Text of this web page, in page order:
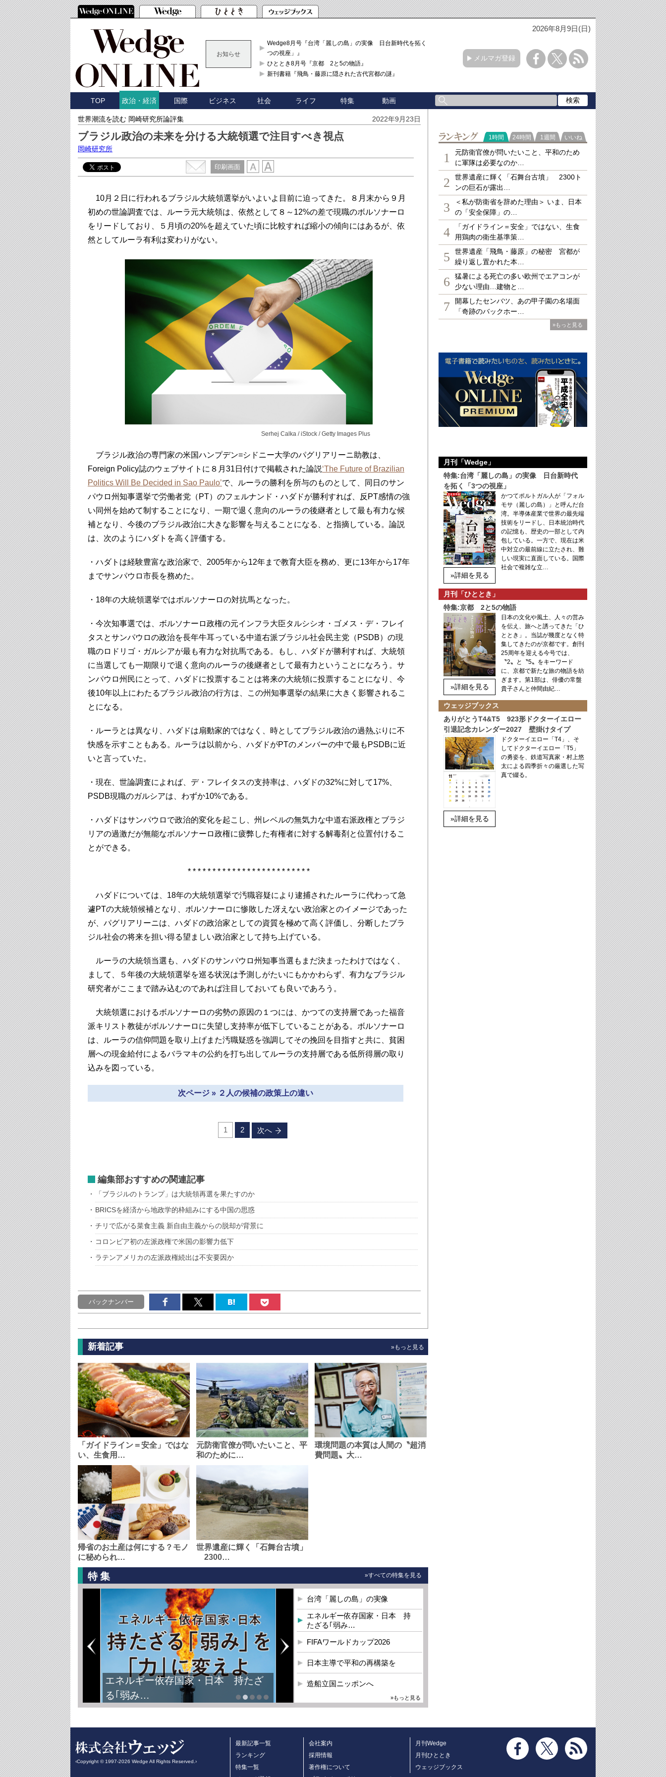
2026年8月9日(日)
お知らせ
Wedge8月号『台湾「麗しの島」の実像 日台新時代を拓く「3
つの視座」』
ひととき8月号『京都 2と5の物語』
新刊書籍『飛鳥・藤原に隠された古代宮都の謎』
メルマガ登録
TOP 政治・経済 国際 ビジネス 社会 ライフ 特集 動画
世界潮流を読む 岡崎研究所論評集 2022年9月23日
ブラジル政治の未来を分ける大統領選で注目すべき視点
岡崎研究所
印刷画面
10月２日に行われるブラジル大統領選挙がいよいよ目前に迫ってきた。８月末から９月
初めの世論調査では、ルーラ元大統領は、依然として８～12%の差で現職のボルソナーロ
をリードしており、５月頃の20%を超えていた頃に比較すれば縮小の傾向にはあるが、依
然としてルーラ有利は変わりがない。
Serhej Calka / iStock / Getty Images Plus
ブラジル政治の専門家の米国ハンプデン=シドニー大学のパグリアリーニ助教は、
Foreign Policy誌のウェブサイトに８月31日付けで掲載された論説‘The Future of Brazilian
Politics Will Be Decided in Sao Paulo’で、ルーラの勝利を所与のものとして、同日のサン
パウロ州知事選挙で労働者党（PT）のフェルナンド・ハダドが勝利すれば、反PT感情の強
い同州を始めて制することになり、一期で退く意向のルーラの後継者として最も有力な候
補となり、今後のブラジル政治に大きな影響を与えることになる、と指摘している。論説
は、次のようにハダトを高く評価する。
・ハダトは経験豊富な政治家で、2005年から12年まで教育大臣を務め、更に13年から17年
までサンパウロ市長を務めた。
・18年の大統領選挙ではボルソナーロの対抗馬となった。
・今次知事選では、ボルソナーロ政権の元インフラ大臣タルシシオ・ゴメス・デ・フレイ
タスとサンパウロの政治を長年牛耳っている中道右派ブラジル社会民主党（PSDB）の現
職のロドリゴ・ガルシアが最も有力な対抗馬である。もし、ハダドが勝利すれば、大統領
に当選しても一期限りで退く意向のルーラの後継者として最有力ということになろう。サ
ンパウロ州民にとって、ハダドに投票することは将来の大統領に投票することになり、今
後10年以上にわたるブラジル政治の行方は、この州知事選挙の結果に大きく影響されるこ
とになる。
・ルーラとは異なり、ハダドは扇動家的ではなく、時としてブラジル政治の過熱ぶりに不
快感を示すこともある。ルーラは以前から、ハダドがPTのメンバーの中で最もPSDBに近
いと言っていた。
・現在、世論調査によれば、デ・フレイタスの支持率は、ハダドの32%に対して17%、
PSDB現職のガルシアは、わずか10%である。
・ハダドはサンパウロで政治的変化を起こし、州レベルの無気力な中道右派政権とブラジ
リアの過激だが無能なボルソナーロ政権に疲弊した有権者に対する解毒剤と位置付けるこ
とができる。
* * * * * * * * * * * * * * * * * * * * * * * * *
ハダドについては、18年の大統領選挙で汚職容疑により逮捕されたルーラに代わって急
遽PTの大統領候補となり、ボルソナーロに惨敗した冴えない政治家とのイメージであった
が、パグリアリーニは、ハダドの政治家としての資質を極めて高く評価し、分断したブラ
ジル社会の将来を担い得る望ましい政治家として持ち上げている。
ルーラの大統領当選も、ハダドのサンパウロ州知事当選もまだ決まったわけではなく、
まして、５年後の大統領選挙を巡る状況は予測しがたいにもかかわらず、有力なブラジル
研究者がここまで踏み込むのであれば注目しておいても良いであろう。
大統領選におけるボルソナーロの劣勢の原因の１つには、かつての支持層であった福音
派キリスト教徒がボルソナーロに失望し支持率が低下していることがある。ボルソナーロ
は、ルーラの信仰問題を取り上げまた汚職疑惑を強調してその挽回を目指すと共に、貧困
層への現金給付によるバラマキの公約を打ち出してルーラの支持層である低所得層の取り
込みを図っている。
次ページ » ２人の候補の政策上の違い
1 2 次へ
編集部おすすめの関連記事
「ブラジルのトランプ」は大統領再選を果たすのか
BRICSを経済から地政学的枠組みにする中国の思惑
チリで広がる菜食主義 新自由主義からの脱却が背景に
コロンビア初の左派政権で米国の影響力低下
ラテンアメリカの左派政権続出は不安要因か
バックナンバー
新着記事 »もっと見る
「ガイドライン＝安全」ではな
い、生食用…
元防衛官僚が問いたいこと、平
和のために…
環境問題の本質は人間の〝超消
費問題〟大…
帰省のお土産は何にする？モノ
に秘められ…
世界遺産に輝く「石舞台古墳」
2300…
特集 »すべての特集を見る
エネルギー依存国家・日本 持たざ
る｢弱み…
台湾「麗しの島」の実像
エネルギー依存国家・日本 持
たざる｢弱み…
FIFAワールドカップ2026
日本主導で平和の再構築を
造船立国ニッポンへ
»もっと見る
ランキング
1時間 24時間 1週間 いいね
1
元防衛官僚が問いたいこと、平和のため
に軍隊は必要なのか…
2
世界遺産に輝く「石舞台古墳」 2300ト
ンの巨石が露出…
3
＜私が防衛省を辞めた理由＞ いま、日本
の「安全保障」の…
4
「ガイドライン＝安全」ではない、生食
用鶏肉の衛生基準策…
5
世界遺産「飛鳥・藤原」の秘密 宮都が
繰り返し置かれた本…
6
猛暑による死亡の多い欧州でエアコンが
少ない理由…建物と…
7
開幕したセンバツ、あの甲子園の名場面
「奇跡のバックホー…
»もっと見る
月刊「Wedge」
特集:台湾「麗しの島」の実像 日台新時代
を拓く「3つの視座」
»詳細を見る
かつてポルトガル人が「フォル
モサ（麗しの島）」と呼んだ台
湾。半導体産業で世界の最先端
技術をリードし、日本統治時代
の記憶も、歴史の一部として内
包している。一方で、現在は米
中対立の最前線に立たされ、難
しい現実に直面している。国際
社会で複雑な立…
月刊「ひととき」
特集:京都 2と5の物語
»詳細を見る
日本の文化や風土、人々の営み
を伝え、旅へと誘ってきた「ひ
ととき」。当誌が幾度となく特
集してきたのが京都です。創刊
25周年を迎える今号では、
〝2〟と〝5〟をキーワード
に、京都で新たな旅の物語を紡
ぎます。第1部は、俳優の常盤
貴子さんと仲間由紀…
ウェッジブックス
ありがとうT4&T5 923形ドクターイエロー
引退記念カレンダー2027 壁掛けタイプ
»詳細を見る
ドクターイエロー「T4」、そ
してドクターイエロー「T5」
の勇姿を、鉄道写真家・村上悠
太による四季折々の厳選した写
真で綴る。
‹Copyright © 1997-2026 Wedge All Rights Reserved.›
最新記事一覧
ランキング
特集一覧
会社案内
採用情報
著作権について
月刊Wedge
月刊ひととき
ウェッジブックス